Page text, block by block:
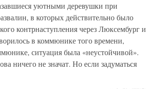
уютными деревушки при
в которых действительно было
контрнаступления через Люксембург и
в коммюнике того времени,
ситуация была «неустойчивой».
ничего не значат. Но если задуматься